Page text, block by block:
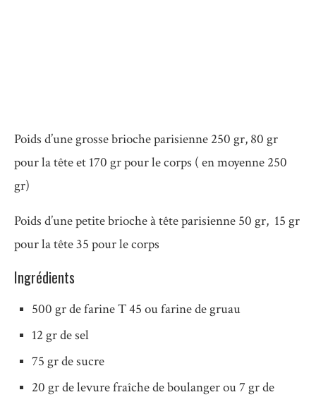
Poids d’une grosse brioche parisienne 250 gr, 80 gr
pour la tête et 170 gr pour le corps ( en moyenne 250
gr)
Poids d’une petite brioche à tête parisienne 50 gr, 15 gr
pour la tête 35 pour le corps
Ingrédients
500 gr de farine T 45 ou farine de gruau
12 gr de sel
75 gr de sucre
20 gr de levure fraîche de boulanger ou 7 gr de